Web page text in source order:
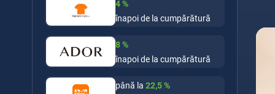
4%
înapoi de la cumpărătură
8%
înapoi de la cumpărătură
până la 22,5%